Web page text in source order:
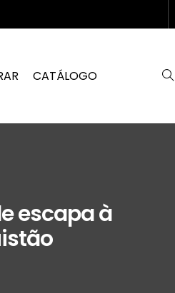
CATÁLOGO
escapa à